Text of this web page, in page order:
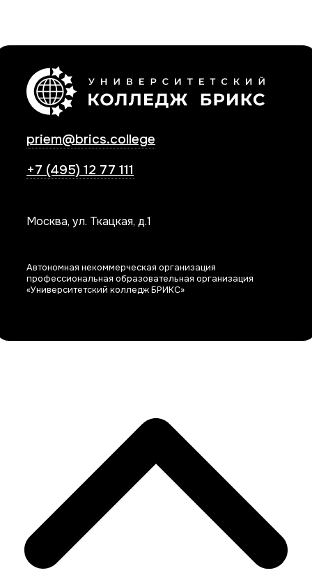
priem@brics.college
+7 (495) 12 77 111
Москва, ул. Ткацкая, д.1
Автономная некоммерческая организация
профессиональная образовательная организация
«Университетский колледж БРИКС»